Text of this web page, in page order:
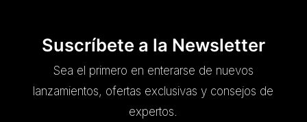
Suscríbete a la Newsletter
Sea el primero en enterarse de nuevos
lanzamientos, ofertas exclusivas y consejos de
expertos.